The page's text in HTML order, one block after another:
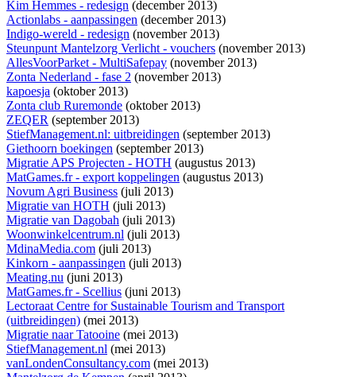
Kim Hemmes - redesign (december 2013)
Actionlabs - aanpassingen (december 2013)
Indigo-wereld - redesign (november 2013)
Steunpunt Mantelzorg Verlicht - vouchers (november 2013)
AllesVoorParket - MultiSafepay (november 2013)
Zonta Nederland - fase 2 (november 2013)
kapoesja (oktober 2013)
Zonta club Ruremonde (oktober 2013)
ZEQER (september 2013)
StiefManagement.nl: uitbreidingen (september 2013)
Giethoorn boekingen (september 2013)
Migratie APS Projecten - HOTH (augustus 2013)
MatGames.fr - export koppelingen (augustus 2013)
Novum Agri Business (juli 2013)
Migratie van HOTH (juli 2013)
Migratie van Dagobah (juli 2013)
Woonwinkelcentrum.nl (juli 2013)
MdinaMedia.com (juli 2013)
Kinkorn - aanpassingen (juli 2013)
Meating.nu (juni 2013)
MatGames.fr - Scellius (juni 2013)
Lectoraat Centre for Sustainable Tourism and Transport
(uitbreidingen) (mei 2013)
Migratie naar Tatooine (mei 2013)
StiefManagement.nl (mei 2013)
vanLondenConsultancy.com (mei 2013)